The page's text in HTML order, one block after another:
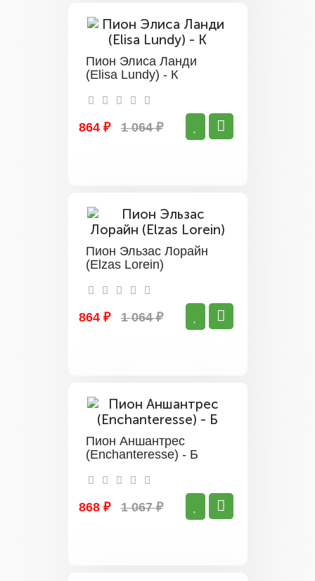
Пион Элиса Ланди
(Elisa Lundy) - К
864 ₽ 1 064 ₽
Пион Эльзас Лорайн
(Elzas Lorein)
864 ₽ 1 064 ₽
Пион Аншантрес
(Enchanteresse) - Б
868 ₽ 1 067 ₽